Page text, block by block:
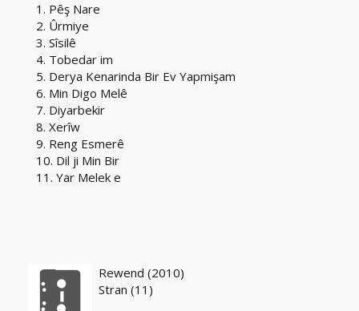
1. Pêş Nare
2. Ûrmiye
3. Sîsilê
4. Tobedar im
5. Derya Kenarinda Bir Ev Yapmişam
6. Min Digo Melê
7. Diyarbekir
8. Xerîw
9. Reng Esmerê
10. Dil ji Min Bir
11. Yar Melek e
Rewend (2010)
Stran (11)